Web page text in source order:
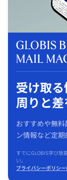
受け取
周りと
おすすめや無
ン情報など定期
すでにGLOBIS学び放
い。
プライバシーポリシ